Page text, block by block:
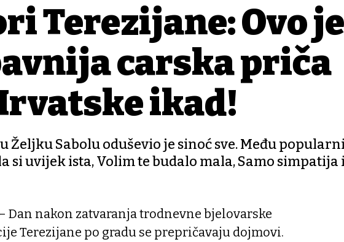
Terezijane: Ovo je
carska priča
ikad!
Željku Sabolu oduševio je sinoć sve. Među
si uvijek ista, Volim te budalo mala, Samo simpatija i
– Dan nakon zatvaranja trodnevne bjelovarske
Terezijane po gradu se prepričavaju dojmovi.